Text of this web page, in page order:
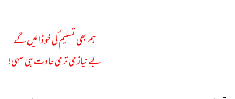
ہم بھی تسلیم کی خو ڈالیں گے
بے نیازی تری عادت ہی سہی!